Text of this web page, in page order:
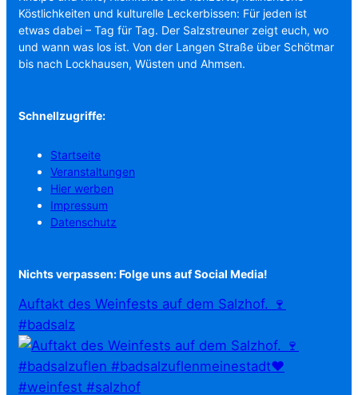
Köstlichkeiten und kulturelle Leckerbissen: Für jeden ist
etwas dabei – Tag für Tag. Der Salzstreuner zeigt euch, wo
und wann was los ist. Von der Langen Straße über Schötmar
bis nach Lockhausen, Wüsten und Ahmsen.
Schnellzugriffe:
Startseite
Veranstaltungen
Hier werben
Impressum
Datenschutz
Nichts verpassen: Folge uns auf Social Media!
Auftakt des Weinfests auf dem Salzhof. 🍷
#badsalz